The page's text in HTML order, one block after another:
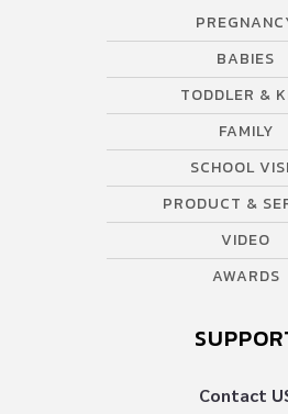
BABIES
TODDLER &
FAMILY
SCHOOL
PRODUCT &
VIDEO
AWARDS
Contact